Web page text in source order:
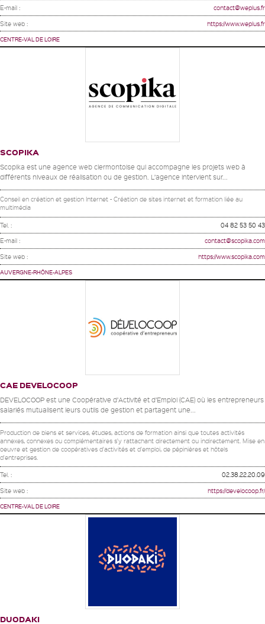
E-mail : contact@weplus.fr
Site web : https://www.weplus.fr
CENTRE-VAL DE LOIRE
SCOPIKA
Scopika est une agence web clermontoise qui accompagne les projets web à
différents niveaux de réalisation ou de gestion. L’agence intervient sur...
Conseil en création et gestion Internet - Création de sites internet et formation liée au
multimédia
Tel. : 04 82 53 50 43
E-mail : contact@scopika.com
Site web : https://www.scopika.com
AUVERGNE-RHÔNE-ALPES
CAE DEVELOCOOP
DEVELOCOOP est une Coopérative d’Activité et d’Emploi (CAE) où les entrepreneurs
salariés mutualisent leurs outils de gestion et partagent une...
Production de biens et services, études, actions de formation ainsi que toutes activités
annexes, connexes ou complémentaires s'y rattachant directement ou indirectement. Mise en
oeuvre et gestion de coopératives d'activités et d'emploi, de pépinières et hôtels
d'entreprises.
Tel. : 02.38.22.20.09
Site web : https://develocoop.fr/
CENTRE-VAL DE LOIRE
DUODAKI